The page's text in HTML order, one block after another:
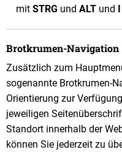
mit STRG und ALT und I
Brotkrumen-Navigation
Zusätzlich zum
sogenannte Brotkrumen-
Orientierung zur
jeweiligen
Standort innerhalb der
können Sie jederzeit zu